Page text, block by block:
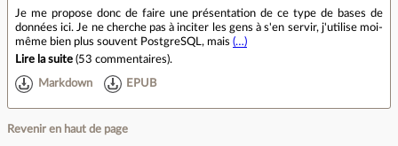
Je me propose donc de faire une présentation de ce type de bases de
données ici. Je ne cherche pas à inciter les gens à s'en servir, j'utilise moi-
même bien plus souvent PostgreSQL, mais (…)
Lire la suite (53 commentaires).
Markdown EPUB
Revenir en haut de page